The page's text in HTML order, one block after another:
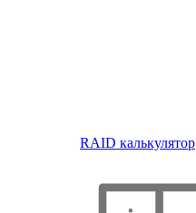
RAID калькулятор